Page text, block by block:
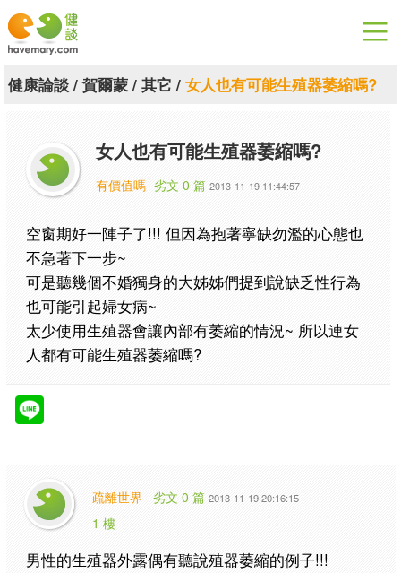
漫漫健康
關於健談
聯絡我們
下載專區
健康論談/賀爾蒙/ 其它 / 女人也有可能生殖器萎縮嗎?
女人也有可能生殖器萎縮嗎?
有價值嗎 劣文 0 篇 2013-11-19 11:44:57
空窗期好一陣子了!!! 但因為抱著寧缺勿濫的心態也
不急著下一步~
可是聽幾個不婚獨身的大姊姊們提到說缺乏性行為
也可能引起婦女病~
太少使用生殖器會讓內部有萎縮的情況~ 所以連女
人都有可能生殖器萎縮嗎?
疏離世界 劣文 0 篇 2013-11-19 20:16:15
1 樓
男性的生殖器外露偶有聽說殖器萎縮的例子!!!